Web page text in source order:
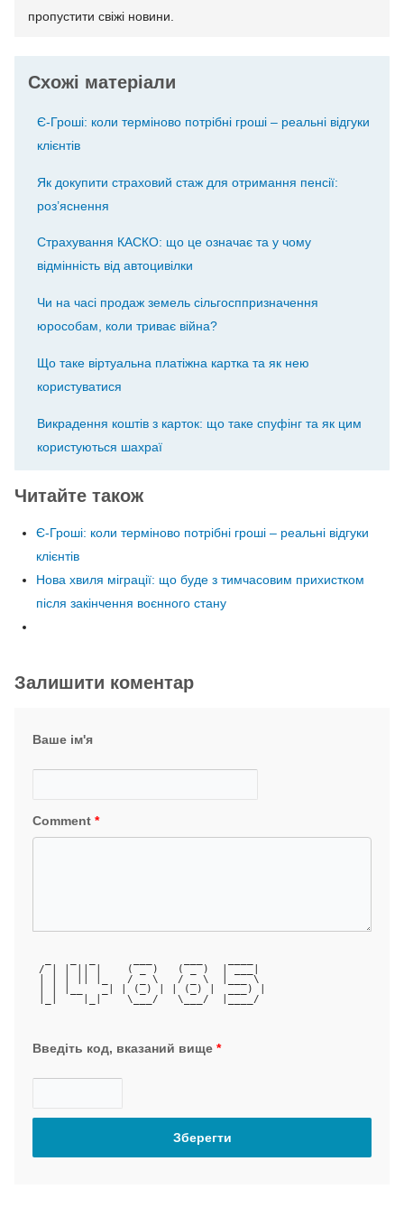
пропустити свіжі новини.
Схожі матеріали
Є-Гроші: коли терміново потрібні гроші – реальні відгуки
клієнтів
Як докупити страховий стаж для отримання пенсії:
роз’яснення
Страхування КАСКО: що це означає та у чому
відмінність від автоцивілки
Чи на часі продаж земель сільгосппризначення
юрособам, коли триває війна?
Що таке віртуальна платіжна картка та як нею
користуватися
Викрадення коштів з карток: що таке спуфінг та як цим
користуються шахраї
Читайте також
Є-Гроші: коли терміново потрібні гроші – реальні відгуки
клієнтів
Нова хвиля міграції: що буде з тимчасовим прихистком
після закінчення воєнного стану
Залишити коментар
Ваше ім'я
Comment *
/ | | || |    ( _ )   ( _ )  | ___|
| | | || |_   / _ \   / _ \  |___ \
| | |__   _| | (_) | | (_) |  ___) |
|_|    |_|    \___/   \___/  |____/
Введіть код, вказаний вище *